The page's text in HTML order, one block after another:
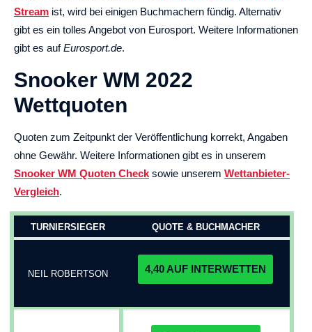
Stream ist, wird bei einigen Buchmachern fündig. Alternativ
gibt es ein tolles Angebot von Eurosport. Weitere Informationen
gibt es aufEurosport.de.
Snooker WM 2022
Wettquoten
Quoten zum Zeitpunkt der Veröffentlichung korrekt, Angaben
ohne Gewähr. Weitere Informationen gibt es in unserem
Snooker WM Quoten Check sowie unserem Wettanbieter-
Vergleich.
TURNIERSIEGER QUOTE & BUCHMACHER
NEIL ROBERTSON 4,40 AUF INTERWETTEN